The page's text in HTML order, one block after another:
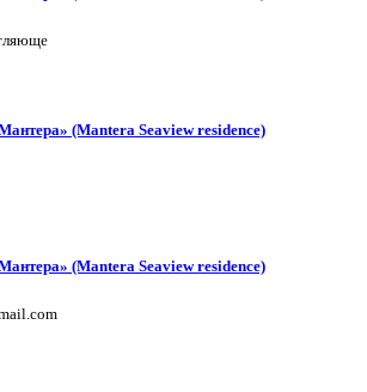
(Mantera Seaview rеsidence)
(Mantera Seaview rеsidence)